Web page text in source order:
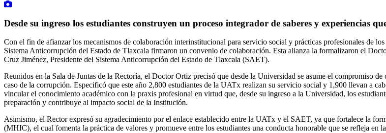
Desde su ingreso los estudiantes construyen un proceso integrador de saberes y experiencias
Con el fin de afianzar los mecanismos de colaboración interinstitucional para servicio social y prácticas profesionales de
Sistema Anticorrupción del Estado de Tlaxcala firmaron un convenio de colaboración. Esta alianza la formalizaron el
Cruz Jiménez, Presidente del Sistema Anticorrupción del Estado de Tlaxcala (SAET).
Reunidos en la Sala de Juntas de la Rectoría, el Doctor Ortiz precisó que desde la Universidad se asume el compromiso
caso de la corrupción. Especificó que este año 2,800 estudiantes de la UATx realizan su servicio social y 1,900 llevan a
vincular el conocimiento académico con la praxis profesional en virtud que, desde su ingreso a la Universidad, los
preparación y contribuye al impacto social de la Institución.
Asimismo, el Rector expresó su agradecimiento por el enlace establecido entre la UATx y el SAET, ya que fortalece la
(MHIC), el cual fomenta la práctica de valores y promueve entre los estudiantes una conducta honorable que se refleja en